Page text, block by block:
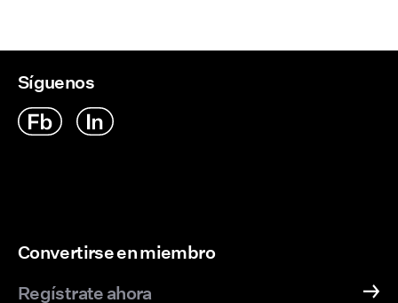
Síguenos
Convertirse en miembro
Regístrate ahora